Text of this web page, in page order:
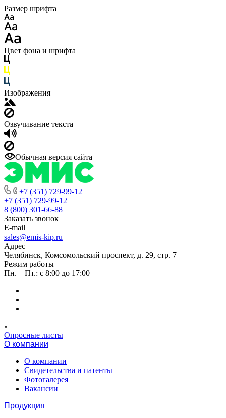
Размер шрифта
Цвет фона и шрифта
Изображения
Озвучивание текста
Обычная версия сайта
+7 (351) 729-99-12
+7 (351) 729-99-12
8 (800) 301-66-88
Заказать звонок
E-mail
sales@emis-kip.ru
Адрес
Челябинск, Комсомольский проспект, д. 29, стр. 7
Режим работы
Пн. – Пт.: с 8:00 до 17:00
Опросные листы
О компании
О компании
Свидетельства и патенты
Фотогалерея
Вакансии
Продукция